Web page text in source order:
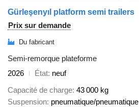
Gürleşenyıl platform semi trailers
Prix sur demande
Du fabricant
Semi-remorque plateforme
2026
État neuf
Capacité de charge 43 000 kg
Suspension pneumatique/pneumatique